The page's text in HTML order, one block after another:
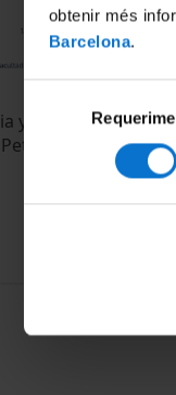
obtenir més
Barcelona.
consentiment
y Diálogo de
President